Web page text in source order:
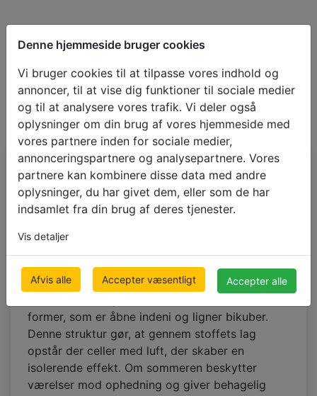
Denne hjemmeside bruger cookies
Vi bruger cookies til at tilpasse vores indhold og
annoncer, til at vise dig funktioner til sociale medier
og til at analysere vores trafik. Vi deler også
oplysninger om din brug af vores hjemmeside med
vores partnere inden for sociale medier,
annonceringspartnere og analysepartnere. Vores
partnere kan kombinere disse data med andre
oplysninger, du har givet dem, eller som de har
indsamlet fra din brug af deres tjenester.
Vis detaljer
Afvis alle Accepter væsentligt Accepter alle
Duette plissegardiner
med mørklægning- der
struktur ligner
honeycomb
Duette plisseer med mørklægning
er opbygget
former, som er åbne indeni og ligner bikuber.
Denne struktur gør, at gennem stoffets lag
opstår der celler med luft, der skaber en
isolerende effekt. Om sommeren beskytter
værelser mod ophedning og giver behagelig